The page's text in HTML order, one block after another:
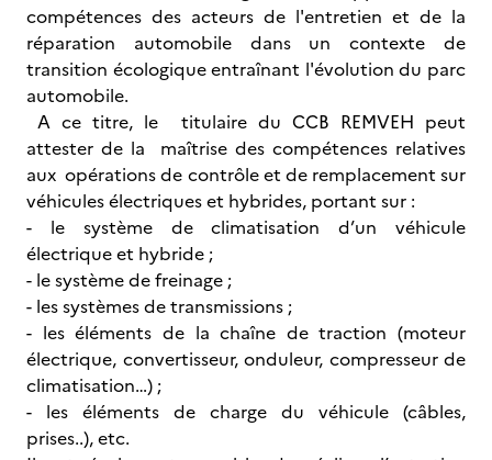
compétences des acteurs de l'entretien et de la
réparation automobile dans un contexte de
transition écologique entraînant l'évolution du parc
automobile.
A ce titre, le titulaire du CCB REMVEH peut
attester de la maîtrise des compétences relatives
aux opérations de contrôle et de remplacement sur
véhicules électriques et hybrides, portant sur :
- le système de climatisation d’un véhicule
électrique et hybride ;
- le système de freinage ;
- les systèmes de transmissions ;
- les éléments de la chaîne de traction (moteur
électrique, convertisseur, onduleur, compresseur de
climatisation…) ;
- les éléments de charge du véhicule (câbles,
prises..), etc.